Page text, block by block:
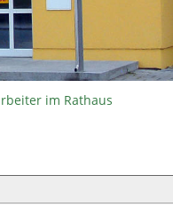
im Rathaus